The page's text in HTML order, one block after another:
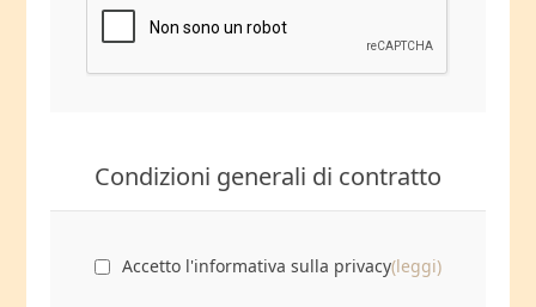
Condizioni generali di contratto
Accetto l'informativa sulla privacy(leggi)